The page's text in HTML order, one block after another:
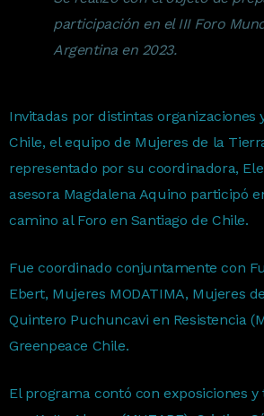
participación en el III Foro
Argentina en 2023.
Invitadas por distintas organizaciones
Chile, el equipo de Mujeres de la
representado por su coordinadora,
asesora Magdalena Aquino participó
camino al Foro en Santiago de Chile.
Fue coordinado conjuntamente con
Ebert, Mujeres MODATIMA, Mujeres
Quintero Puchuncavi en Resistencia
Greenpeace Chile.
El programa contó con exposiciones